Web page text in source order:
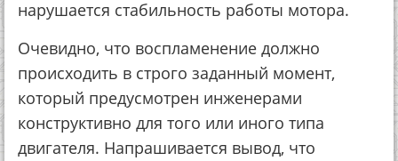
нарушается стабильность работы мотора.
Очевидно, что воспламенение должно
происходить в строго заданный момент,
который предусмотрен инженерами
конструктивно для того или иного типа
двигателя. Напрашивается вывод, что